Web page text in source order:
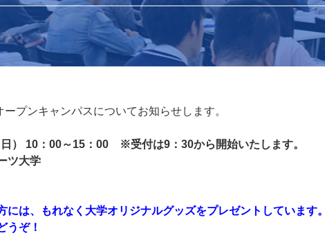
プンキャンパスについてお知らせします。
） 10：00～15：00 ※受付は9：30から開始いたします。
ツ大学
には、もれなく大学オリジナルグッズをプレゼントしています。
うぞ！